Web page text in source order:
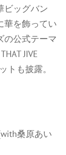
ビッグバン
華を飾ってい
の公式テーマ
JIVE
トも披露。
桑原あい